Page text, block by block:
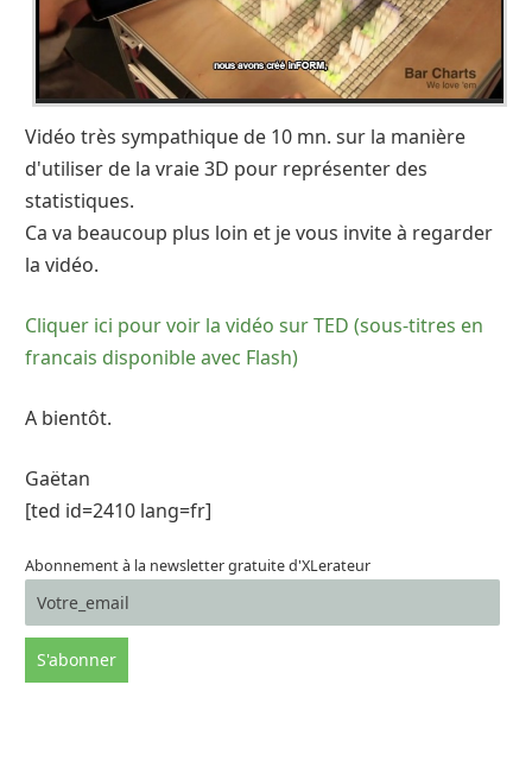
Vidéo très sympathique de 10 mn. sur la manière
d'utiliser de la vraie 3D pour représenter des
statistiques.
Ca va beaucoup plus loin et je vous invite à regarder
la vidéo.
Cliquer ici pour voir la vidéo sur TED (sous-titres en
francais disponible avec Flash)
A bientôt.
Gaëtan
[ted id=2410 lang=fr]
Abonnement à la newsletter gratuite d'XLerateur